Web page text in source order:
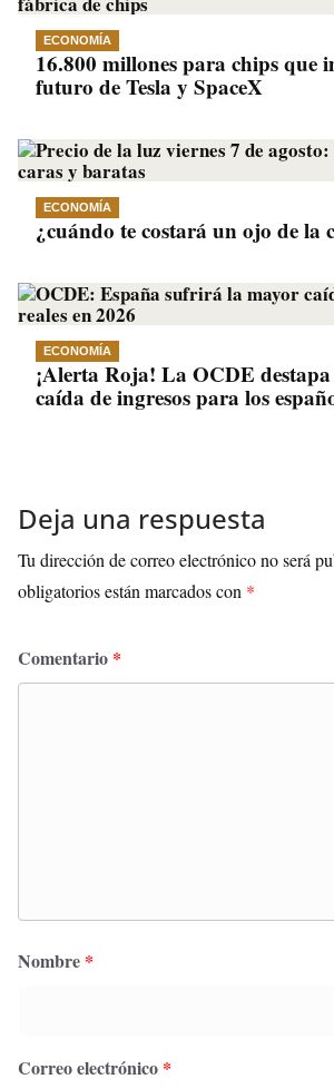
ECONOMÍA
16.800 millones para chips que
futuro de Tesla y SpaceX
ECONOMÍA
¿cuándo te costará un ojo de la
ECONOMÍA
¡Alerta Roja! La OCDE
caída de ingresos para los
Deja una respuesta
Tu dirección de correo electrónico no será
obligatorios están marcados con *
Comentario *
Nombre *
Correo electrónico *